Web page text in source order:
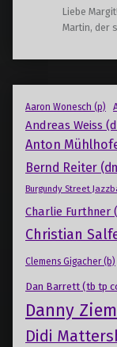
Liebe
Martin, der
Aaron Wonesch (p)
Andreas Weiss
Anton
Bernd Reiter
Burgundy Street
Charlie Furthner
Christian
Clemens Gigacher (b)
Dan Barrett (tb tp
Danny
Didi